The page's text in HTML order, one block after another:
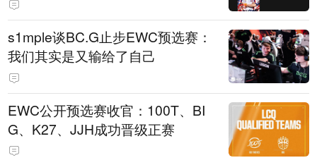
s1mple谈BC.G止步EWC预选赛：
我们其实是又输给了自己
EWC公开预选赛收官：100T、BI
G、K27、JJH成功晋级正赛